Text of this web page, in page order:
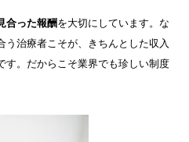
合った報酬を大切にしています。な
治療者こそが、きちんとした収入
す。だからこそ業界でも珍しい制度